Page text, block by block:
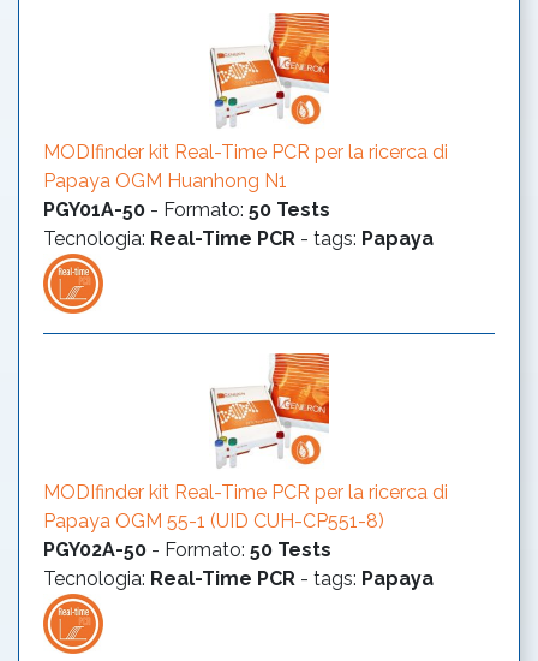
MODIfinder kit Real-Time PCR per la ricerca di
Papaya OGM Huanhong N1
PGY01A-50 - Formato: 50 Tests
Tecnologia: Real-Time PCR - tags: Papaya
MODIfinder kit Real-Time PCR per la ricerca di
Papaya OGM 55-1 (UID CUH-CP551-8)
PGY02A-50 - Formato: 50 Tests
Tecnologia: Real-Time PCR - tags: Papaya